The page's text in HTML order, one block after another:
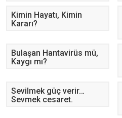
Kimin Hayatı, Kimin
Kararı?
Bulaşan Hantavirüs mü,
Kaygı mı?
Sevilmek güç verir…
Sevmek cesaret.